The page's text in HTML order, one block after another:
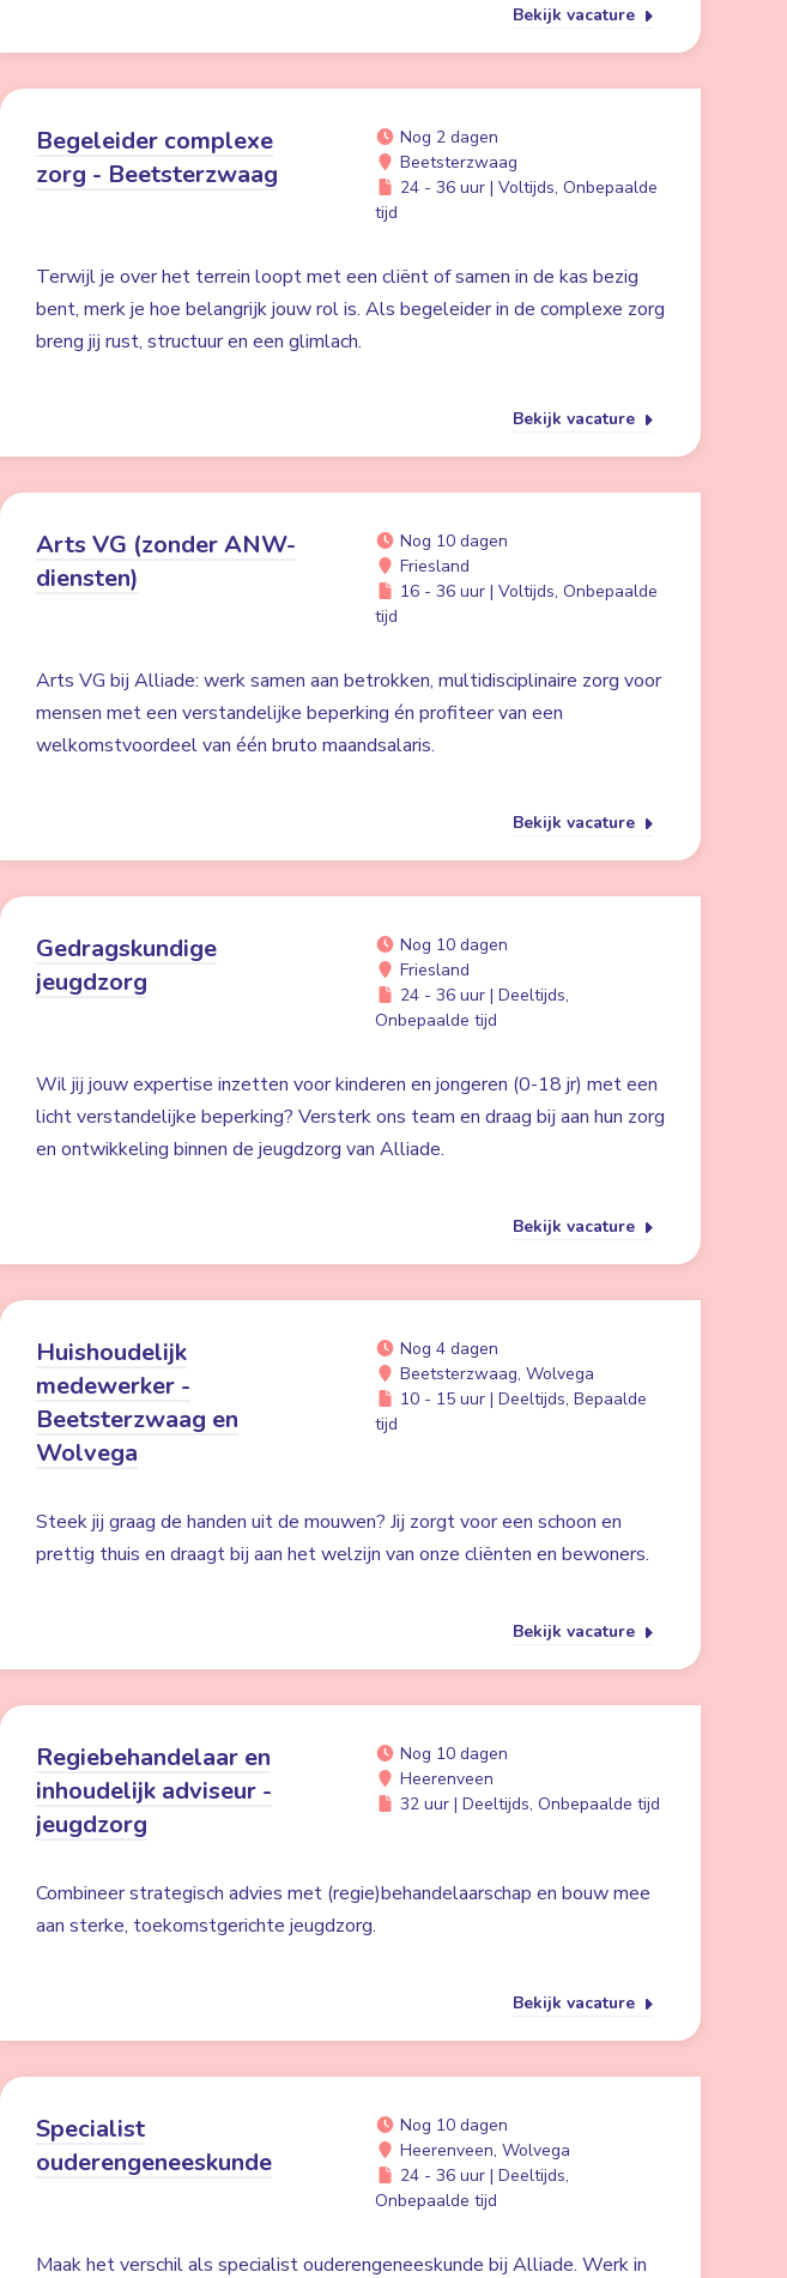
Bekijk vacature
Begeleider complexe
zorg - Beetsterzwaag
Nog 2 dagen
Beetsterzwaag
24 - 36 uur | Voltijds, Onbepaalde
tijd
Terwijl je over het terrein loopt met een cliënt of samen in de kas bezig
bent, merk je hoe belangrijk jouw rol is. Als begeleider in de complexe zorg
breng jij rust, structuur en een glimlach.
Bekijk vacature
Arts VG (zonder ANW-
diensten)
Nog 10 dagen
Friesland
16 - 36 uur | Voltijds, Onbepaalde
tijd
Arts VG bij Alliade: werk samen aan betrokken, multidisciplinaire zorg voor
mensen met een verstandelijke beperking én profiteer van een
welkomstvoordeel van één bruto maandsalaris.
Bekijk vacature
Gedragskundige
jeugdzorg
Nog 10 dagen
Friesland
24 - 36 uur | Deeltijds,
Onbepaalde tijd
Wil jij jouw expertise inzetten voor kinderen en jongeren (0-18 jr) met een
licht verstandelijke beperking? Versterk ons team en draag bij aan hun zorg
en ontwikkeling binnen de jeugdzorg van Alliade.
Bekijk vacature
Huishoudelijk
medewerker -
Beetsterzwaag en
Wolvega
Nog 4 dagen
Beetsterzwaag, Wolvega
10 - 15 uur | Deeltijds, Bepaalde
tijd
Steek jij graag de handen uit de mouwen? Jij zorgt voor een schoon en
prettig thuis en draagt bij aan het welzijn van onze cliënten en bewoners.
Bekijk vacature
Regiebehandelaar en
inhoudelijk adviseur -
jeugdzorg
Nog 10 dagen
Heerenveen
32 uur | Deeltijds, Onbepaalde tijd
Combineer strategisch advies met (regie)behandelaarschap en bouw mee
aan sterke, toekomstgerichte jeugdzorg.
Bekijk vacature
Specialist
ouderengeneeskunde
Nog 10 dagen
Heerenveen, Wolvega
24 - 36 uur | Deeltijds,
Onbepaalde tijd
Maak het verschil als specialist ouderengeneeskunde bij Alliade. Werk in